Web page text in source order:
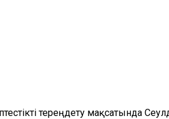
тереңдету мақсатында